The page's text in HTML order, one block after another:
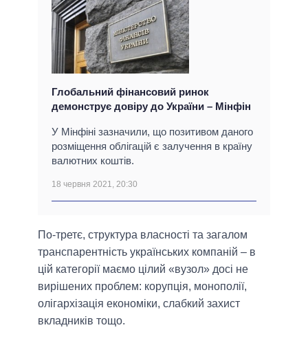
Глобальний фінансовий ринок
демонструє довіру до України – Мінфін
У Мінфіні зазначили, що позитивом даного
розміщення облігацій є залучення в країну
валютних коштів.
18 червня 2021, 20:30
По-третє, структура власності та загалом
транспарентність українських компаній – в
цій категорії маємо цілий «вузол» досі не
вирішених проблем: корупція, монополії,
олігархізація економіки, слабкий захист
вкладників тощо.